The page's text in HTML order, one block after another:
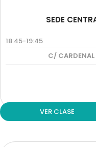
SEDE
18:45-19:45
C/ CARDENAL
VER CLASE